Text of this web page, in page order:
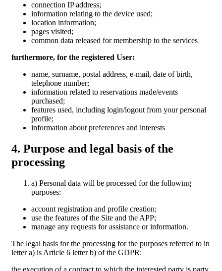
connection IP address;
information relating to the device used;
location information;
pages visited;
common data released for membership to the services
furthermore, for the registered User:
name, surname, postal address, e-mail, date of birth,
telephone number;
information related to reservations made/events
purchased;
features used, including login/logout from your personal
profile;
information about preferences and interests
4. Purpose and legal basis of the
processing
a) Personal data will be processed for the following
purposes:
account registration and profile creation;
use the features of the Site and the APP;
manage any requests for assistance or information.
The legal basis for the processing for the purposes referred to in
letter a) is Article 6 letter b) of the GDPR:
the execution of a contract to which the interested party is party